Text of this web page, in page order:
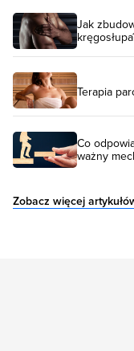
Jak
Terapia
Co
ważny
Zobacz więcej